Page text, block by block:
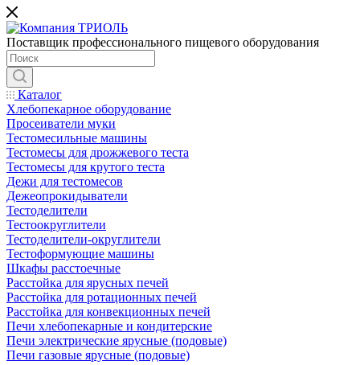
Поставщик профессионального пищевого оборудования
Каталог
Хлебопекарное оборудование
Просеиватели муки
Тестомесильные машины
Тестомесы для дрожжевого теста
Тестомесы для крутого теста
Дежи для тестомесов
Дежеопрокидыватели
Тестоделители
Тестоокруглители
Тестоделители-округлители
Тестоформующие машины
Шкафы расстоечные
Расстойка для ярусных печей
Расстойка для ротационных печей
Расстойка для конвекционных печей
Печи хлебопекарные и кондитерские
Печи электрические ярусные (подовые)
Печи газовые ярусные (подовые)